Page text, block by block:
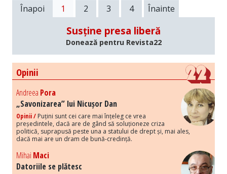
Înapoi 1 2 3 4 Înainte
Susține presa liberă
Donează pentru Revista22
Opinii
Andreea Pora
„Savonizarea” lui Nicușor Dan
Opinii / Puțini sunt cei care mai înțeleg ce vrea
președintele, dacă are de gând să soluționeze criza
politică, suprapusă peste una a statului de drept și, mai ales,
dacă mai are un dram de bună-credință.
Mihai Maci
Datoriile se plătesc